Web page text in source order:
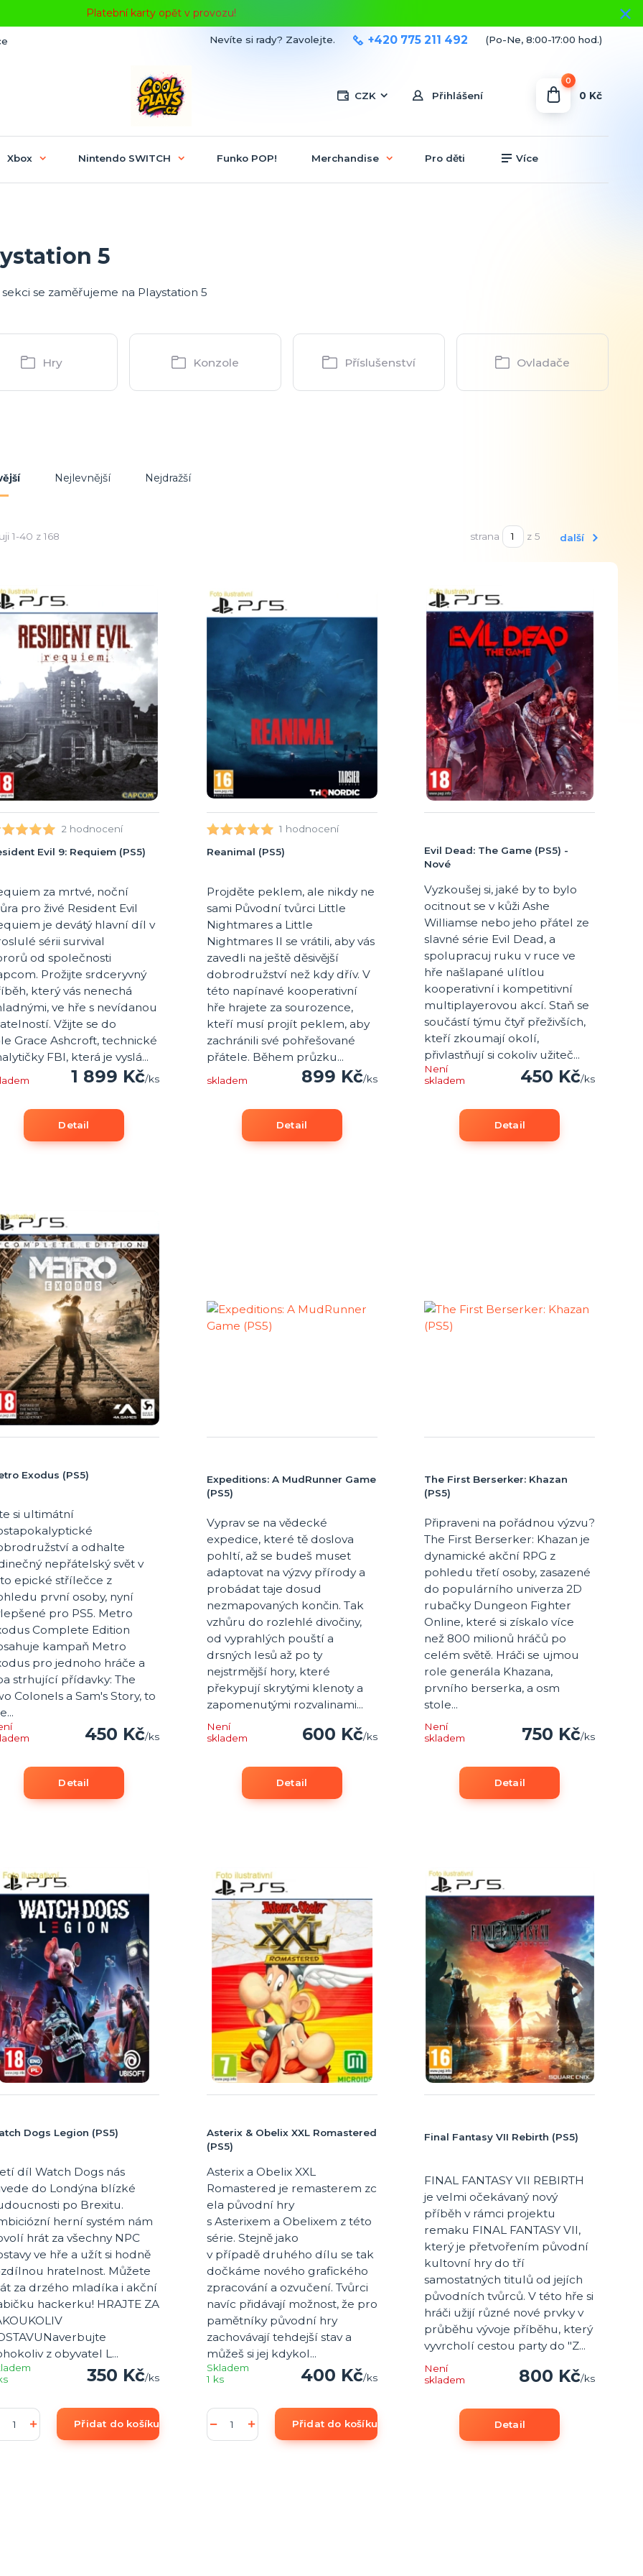
Platební karty opět v provozu!
CZK Přihlášení
Nevíte si rady? Zavolejte. +420 775 211 492 (Po-Ne, 8:00-17:00 hod.)
0
0 Kč
Xbox Nintendo SWITCH Funko POP! Merchandise Pro děti Více
5
se zaměřujeme na Playstation 5
Hry Konzole Příslušenství Ovladače
Nejlevnější Nejdražší
1-40 z 168 strana z 5 další
2 hodnocení
Evil 9: Requiem (PS5)
za mrtvé, noční
pro živé Resident Evil
je devátý hlavní díl v
sérii survival
od společnosti
Prožijte srdceryvný
který vás nenechá
ve hře s nevídanou
Vžijte se do
Grace Ashcroft, technické
FBI, která je vyslá...
1 899 Kč/ks
Detail
1 hodnocení
Reanimal (PS5)
Projděte peklem, ale nikdy ne
sami Původní tvůrci Little
Nightmares a Little
Nightmares II se vrátili, aby vás
zavedli na ještě děsivější
dobrodružství než kdy dřív. V
této napínavé kooperativní
hře hrajete za sourozence,
kteří musí projít peklem, aby
zachránili své pohřešované
přátele. Během průzku...
899 Kč/ks
skladem
Detail
Evil Dead: The Game (PS5) -
Nové
Vyzkoušej si, jaké by to bylo
ocitnout se v kůži Ashe
Williamse nebo jeho přátel ze
slavné série Evil Dead, a
spolupracuj ruku v ruce ve
hře našlapané ulítlou
kooperativní i kompetitivní
multiplayerovou akcí. Staň se
součástí týmu čtyř přeživších,
kteří zkoumají okolí,
přivlastňují si cokoliv užiteč...
450 Kč/ks
Není
skladem
Detail
Exodus (PS5)
si ultimátní
a odhalte
nepřátelský svět v
epické střílečce z
první osoby, nyní
pro PS5. Metro
Complete Edition
kampaň Metro
pro jednoho hráče a
strhující přídavky: The
Colonels a Sam's Story, to
450 Kč/ks
Detail
Expeditions: A MudRunner Game
(PS5)
Vyprav se na vědecké
expedice, které tě doslova
pohltí, až se budeš muset
adaptovat na výzvy přírody a
probádat taje dosud
nezmapovaných končin. Tak
vzhůru do rozlehlé divočiny,
od vyprahlých pouští a
drsných lesů až po ty
nejstrmější hory, které
překypují skrytými klenoty a
zapomenutými rozvalinami...
600 Kč/ks
Není
skladem
Detail
The First Berserker: Khazan
(PS5)
Připraveni na pořádnou výzvu?
The First Berserker: Khazan je
dynamické akční RPG z
pohledu třetí osoby, zasazené
do populárního univerza 2D
rubačky Dungeon Fighter
Online, které si získalo více
než 800 milionů hráčů po
celém světě. Hráči se ujmou
role generála Khazana,
prvního berserka, a osm
stole...
750 Kč/ks
Není
skladem
Detail
Dogs Legion (PS5)
díl Watch Dogs nás
do Londýna blízké
po Brexitu.
herní systém nám
hrát za všechny NPC
ve hře a užít si hodně
hratelnost. Můžete
za drzého mladíka i akční
hackerku! HRAJTE ZA
z obyvatel L...
350 Kč/ks
Přidat do košíku
Asterix & Obelix XXL Romastered
(PS5)
Asterix a Obelix XXL
Romastered je remasterem zc
ela původní hry
s Asterixem a Obelixem z této
série. Stejně jako
v případě druhého dílu se tak
dočkáme nového grafického
zpracování a ozvučení. Tvůrci
navíc přidávají možnost, že pro
pamětníky původní hry
zachovávají tehdejší stav a
můžeš si jej kdykol...
400 Kč/ks
Skladem
1 ks
Přidat do košíku
Final Fantasy VII Rebirth (PS5)
FINAL FANTASY VII REBIRTH
je velmi očekávaný nový
příběh v rámci projektu
remaku FINAL FANTASY VII,
který je přetvořením původní
kultovní hry do tří
samostatných titulů od jejích
původních tvůrců. V této hře si
hráči užijí různé nové prvky v
průběhu vývoje příběhu, který
vyvrcholí cestou party do "Z...
800 Kč/ks
Není
skladem
Detail